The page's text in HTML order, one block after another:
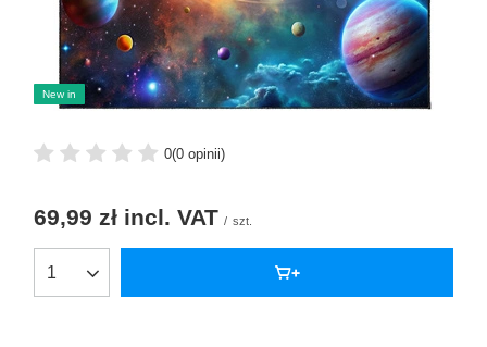
New in
0(0 opinii)
69,99 zł incl. VAT / szt.